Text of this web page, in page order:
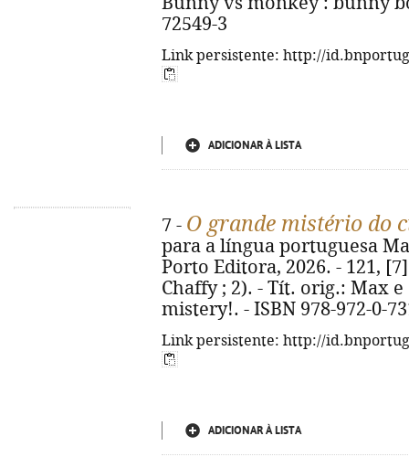
72549-3
Link persistente: http://
ADICIONAR À LISTA
7 - O grande mistério do
para a língua portuguesa
Porto Editora, 2026. - 121,
Chaffy ; 2). - Tít. orig.: Max
mistery!. - ISBN 978-972-0-
Link persistente: http://
ADICIONAR À LISTA